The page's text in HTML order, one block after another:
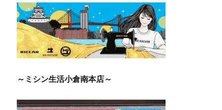
シ
ョ
ン
～ミシン生活小倉南本店～